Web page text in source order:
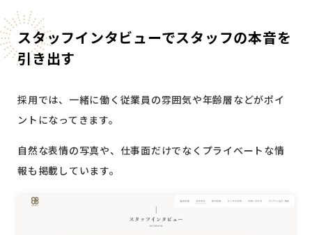
スタッフインタビューでスタッフの本音を
引き出す
採用では、一緒に働く従業員の雰囲気や年齢層などがポイ
ントになってきます。
自然な表情の写真や、仕事面だけでなくプライベートな情
報も掲載しています。